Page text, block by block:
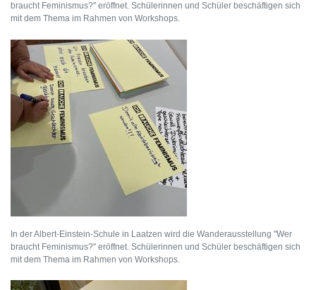
braucht Feminismus?" eröffnet. Schülerinnen und Schüler beschäftigen sich
mit dem Thema im Rahmen von Workshops.
In der Albert-Einstein-Schule in Laatzen wird die Wanderausstellung "Wer
braucht Feminismus?" eröffnet. Schülerinnen und Schüler beschäftigen sich
mit dem Thema im Rahmen von Workshops.